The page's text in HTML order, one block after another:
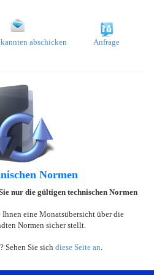
abschicken Anfrage
Normen
nur die gültigen technischen Normen
eine Monatsübersicht über die
Normen sicher stellt.
Sehen Sie sich diese Seite an